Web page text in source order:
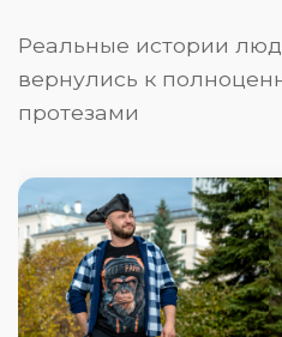
Реальные истории
вернулись к
протезами